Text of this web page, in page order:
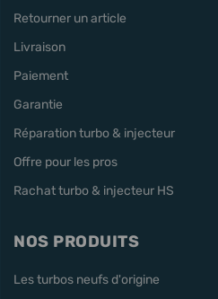
Retourner un article
Livraison
Paiement
Garantie
Réparation turbo & injecteur
Offre pour les pros
Rachat turbo & injecteur HS
NOS PRODUITS
Les turbos neufs d'origine